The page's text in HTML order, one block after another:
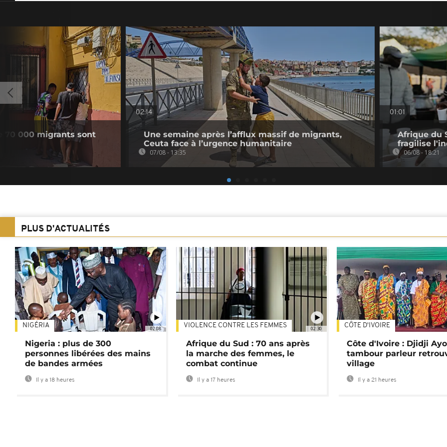
70 000 migrants sont
02:14
Une semaine après l’afflux massif de migrants,
Ceuta face à l’urgence humanitaire
07/08 - 13:35
01:01
Afrique du
fragilise
06/08 - 18:21
PLUS D'ACTUALITÉS
02:08
NIGÉRIA
Nigeria : plus de 300
personnes libérées des mains
de bandes armées
Il y a 18 heures
02:30
VIOLENCE CONTRE LES FEMMES
Afrique du Sud : 70 ans après
la marche des femmes, le
combat continue
Il y a 17 heures
CÔTE D'IVOIRE
Côte d'Ivoire : Djidji
tambour parleur
village
Il y a 21 heures